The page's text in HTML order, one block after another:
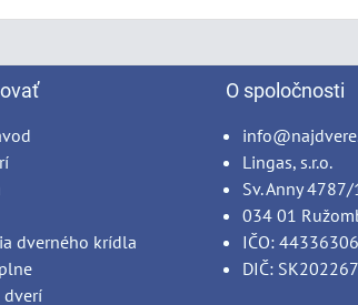
dverného krídla
dverí
O spoločnosti
Lingas, s.r.o.
Sv. Anny 4787/
034 01
IČO: 44336306
DIČ: